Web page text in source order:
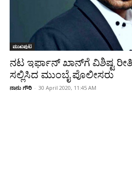
ಮುಖಪುಟ
ನಟ ಇರ್ಫಾನ್‌ ಖಾನ್‌ಗೆ ವಿಶಿಷ್ಟ
ಸಲ್ಲಿಸಿದ ಮುಂಬೈ ಪೊಲೀಸರು
ನಾನು ಗೌರಿ - 30 April 2020, 11:45 AM